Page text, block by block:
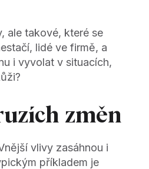
ale takové, které se
lidé ve firmě, a
i vyvolat v situacích,
změn
vlivy zasáhnou i
příkladem je